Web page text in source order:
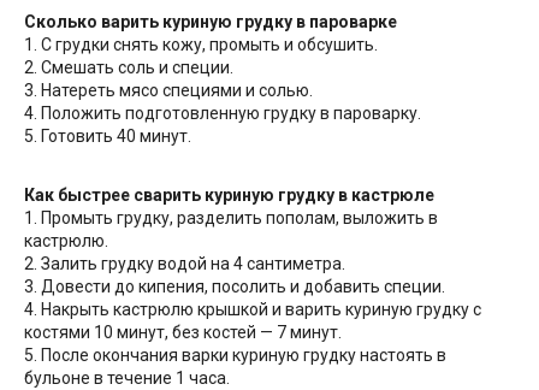
Сколько варить куриную грудку в пароварке
1. С грудки снять кожу, промыть и обсушить.
2. Смешать соль и специи.
3. Натереть мясо специями и солью.
4. Положить подготовленную грудку в пароварку.
5. Готовить 40 минут.
Как быстрее сварить куриную грудку в кастрюле
1. Промыть грудку, разделить пополам, выложить в
кастрюлю.
2. Залить грудку водой на 4 сантиметра.
3. Довести до кипения, посолить и добавить специи.
4. Накрыть кастрюлю крышкой и варить куриную грудку с
костями 10 минут, без костей — 7 минут.
5. После окончания варки куриную грудку настоять в
бульоне в течение 1 часа.